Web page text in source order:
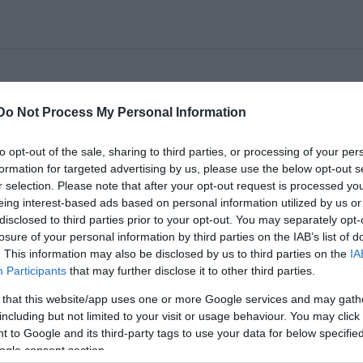
Not Process My Personal Information
opt-out of the sale, sharing to third parties, or processing of your
for targeted advertising by us, please use the below opt-out
selection. Please note that after your opt-out request is processed
interest-based ads based on personal information utilized by us
to third parties prior to your opt-out. You may separately
of your personal information by third parties on the IAB’s list of
This information may also be disclosed by us to third parties on the
Participants that may further disclose it to other third parties.
that this website/app uses one or more Google services and may
but not limited to your visit or usage behaviour. You may
to Google and its third-party tags to use your data for below
consent section.
tárgyi tévedést szeretném helyreigazítani.
iskolákban, mert pénzhiánnyal küzdünk,
színházat viszünk az osztálytermekbe, az
meg elõttük.
http://www.kretakor.hu/?sub=C10&cikk_id=1636 ) Erről a
Leonce és Lénánkat (melynek egy ál-
méretű és státuszú városban mutattuk be, majd
is eljátszottuk. Reims-ben az előadás utáni
boncolgatták, miszerint a színház egy szőnyegtől
részéről a következő kommentár hangzott el:
futotta". Ami ott szándék, az itt a sors.